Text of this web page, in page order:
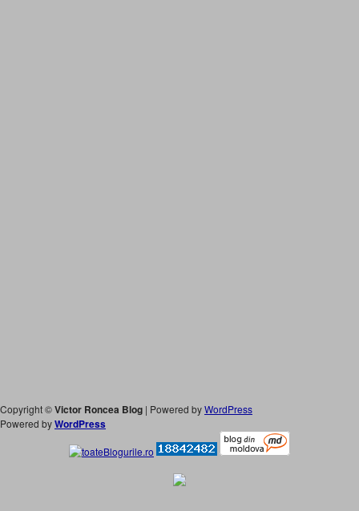
Copyright ©Victor Roncea Blog | Powered byWordPress
Powered byWordPress